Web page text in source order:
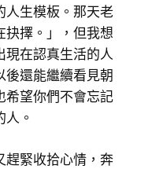
人生模板。那天老
抉擇。」，但我想
現在認真生活的人
後還能繼續看見朝
希望你們不會忘記
。
趕緊收拾心情，奔